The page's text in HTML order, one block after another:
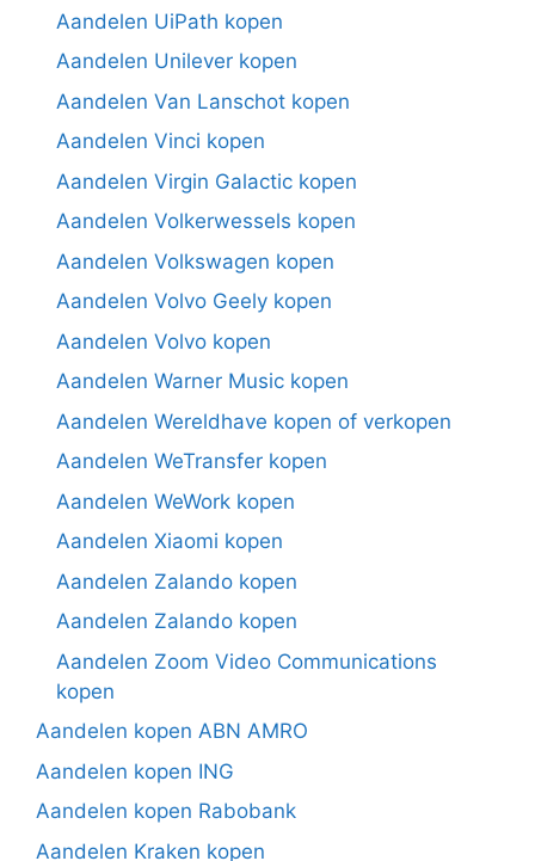
Aandelen UiPath kopen
Aandelen Unilever kopen
Aandelen Van Lanschot kopen
Aandelen Vinci kopen
Aandelen Virgin Galactic kopen
Aandelen Volkerwessels kopen
Aandelen Volkswagen kopen
Aandelen Volvo Geely kopen
Aandelen Volvo kopen
Aandelen Warner Music kopen
Aandelen Wereldhave kopen of verkopen
Aandelen WeTransfer kopen
Aandelen WeWork kopen
Aandelen Xiaomi kopen
Aandelen Zalando kopen
Aandelen Zalando kopen
Aandelen Zoom Video Communications
kopen
Aandelen kopen ABN AMRO
Aandelen kopen ING
Aandelen kopen Rabobank
Aandelen Kraken kopen